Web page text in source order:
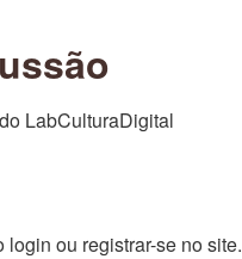
LabCulturaDigital
ou registrar-se no site.